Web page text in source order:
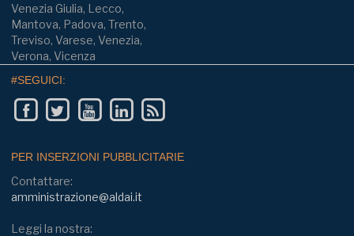
Venezia Giulia, Lecco,
Mantova, Padova, Trento,
Treviso, Varese, Venezia,
Verona, Vicenza
#SEGUICI:
PER INSERZIONI PUBBLICITARIE
Contattare:
amministrazione@aldai.it
Leggi la nostra: